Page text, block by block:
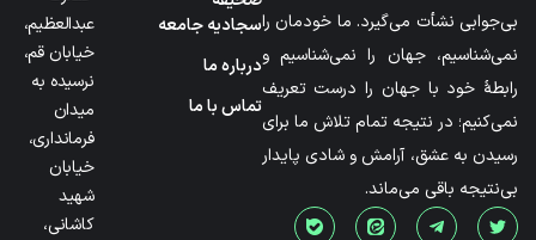
بی‌جوابی نشأت می‌گیرد. ما خودمان را
نمی‌شناسیم، جهان را نمی‌شناسیم و
رابطۀ خود با جهان را درست تعریف
نمی‌کنیم؛ در نتیجه تمام تلاش ما برای
رسیدن به عشق، آرامش و شادی پایدار
بی‌نتیجه باقی می‌ماند.
سجادیه جامعه
درباره ما
تماس با ما
عبدالعظیم،
خیابان قم،
نرسیده به
میدان
فرمانداری،
خیابان
شهید
کاشانی،